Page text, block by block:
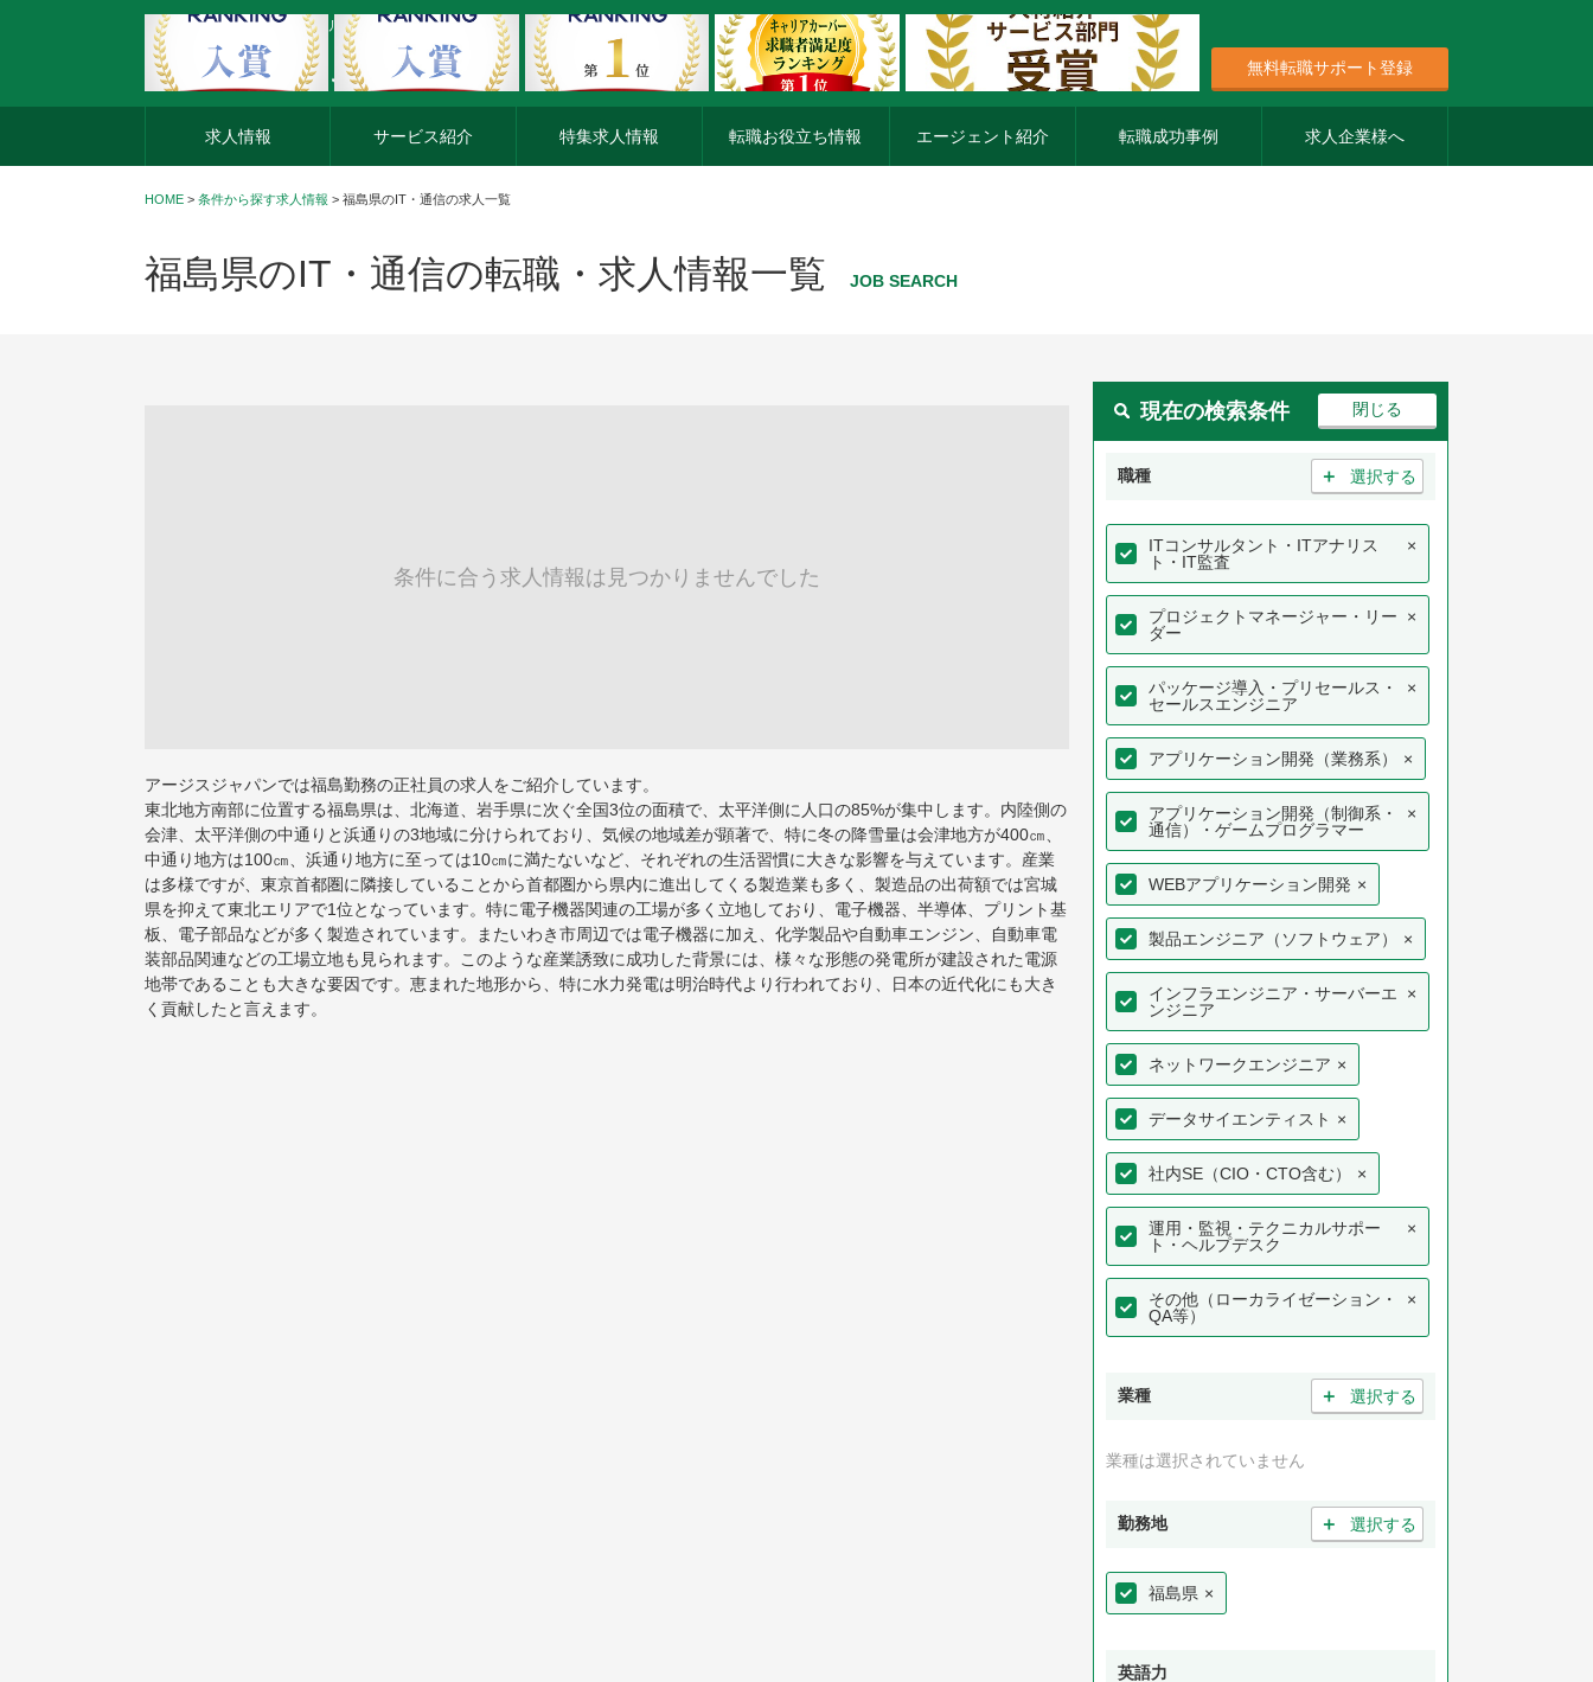
外資系企業の転職・キャリア転職ならアージスジャパン
無料転職サポート登録
求人情報 サービス紹介 特集求人情報 転職お役立ち情報 エージェント紹介 転職成功事例 求人企業様へ
HOME > 条件から探す求人情報 > 福島県のIT・通信の求人一覧
福島県のIT・通信の転職・求人情報一覧 JOB SEARCH
条件に合う求人情報は見つかりませんでした
アージスジャパンでは福島勤務の正社員の求人をご紹介しています。
東北地方南部に位置する福島県は、北海道、岩手県に次ぐ全国3位の面積で、太平洋側に人口の85%が集中します。内陸側の
会津、太平洋側の中通りと浜通りの3地域に分けられており、気候の地域差が顕著で、特に冬の降雪量は会津地方が400㎝、
中通り地方は100㎝、浜通り地方に至っては10㎝に満たないなど、それぞれの生活習慣に大きな影響を与えています。産業
は多様ですが、東京首都圏に隣接していることから首都圏から県内に進出してくる製造業も多く、製造品の出荷額では宮城
県を抑えて東北エリアで1位となっています。特に電子機器関連の工場が多く立地しており、電子機器、半導体、プリント基
板、電子部品などが多く製造されています。またいわき市周辺では電子機器に加え、化学製品や自動車エンジン、自動車電
装部品関連などの工場立地も見られます。このような産業誘致に成功した背景には、様々な形態の発電所が建設された電源
地帯であることも大きな要因です。恵まれた地形から、特に水力発電は明治時代より行われており、日本の近代化にも大き
く貢献したと言えます。
現在の検索条件
職種 ＋ 選択する
ITコンサルタント・ITアナリス
ト・IT監査
×
プロジェクトマネージャー・リー
ダー
×
パッケージ導入・プリセールス・
セールスエンジニア
×
アプリケーション開発（業務系） ×
アプリケーション開発（制御系・
通信）・ゲームプログラマー
×
WEBアプリケーション開発 ×
製品エンジニア（ソフトウェア） ×
インフラエンジニア・サーバーエ
ンジニア
×
ネットワークエンジニア ×
データサイエンティスト ×
社内SE（CIO・CTO含む） ×
運用・監視・テクニカルサポー
ト・ヘルプデスク
×
その他（ローカライゼーション・
QA等）
×
業種 ＋ 選択する
業種は選択されていません
勤務地 ＋ 選択する
福島県 ×
英語力